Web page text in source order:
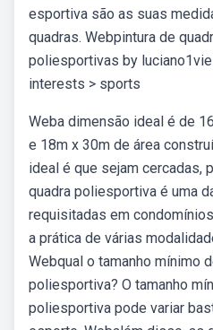
esportiva são as suas
quadras. Webpintura de
poliesportivas by
interests > sports
Weba dimensão ideal é de
e 18m x 30m de área
ideal é que sejam cercadas,
quadra poliesportiva é uma
requisitadas em
a prática de várias
Webqual o tamanho mínimo
poliesportiva? O tamanho
poliesportiva pode variar